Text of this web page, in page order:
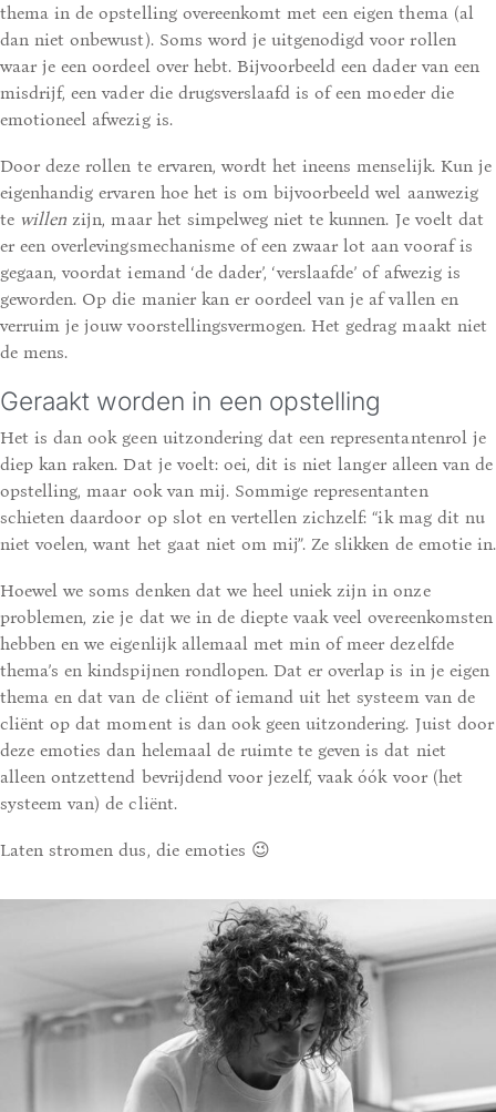
thema in de opstelling overeenkomt met een eigen thema (al
dan niet onbewust). Soms word je uitgenodigd voor rollen
waar je een oordeel over hebt. Bijvoorbeeld een dader van een
misdrijf, een vader die drugsverslaafd is of een moeder die
emotioneel afwezig is.
Door deze rollen te ervaren, wordt het ineens menselijk. Kun je
eigenhandig ervaren hoe het is om bijvoorbeeld wel aanwezig
te willen zijn, maar het simpelweg niet te kunnen. Je voelt dat
er een overlevingsmechanisme of een zwaar lot aan vooraf is
gegaan, voordat iemand ‘de dader’, ‘verslaafde’ of afwezig is
geworden. Op die manier kan er oordeel van je af vallen en
verruim je jouw voorstellingsvermogen. Het gedrag maakt niet
de mens.
Geraakt worden in een opstelling
Het is dan ook geen uitzondering dat een representantenrol je
diep kan raken. Dat je voelt: oei, dit is niet langer alleen van de
opstelling, maar ook van mij. Sommige representanten
schieten daardoor op slot en vertellen zichzelf: “ik mag dit nu
niet voelen, want het gaat niet om mij”. Ze slikken de emotie in.
Hoewel we soms denken dat we heel uniek zijn in onze
problemen, zie je dat we in de diepte vaak veel overeenkomsten
hebben en we eigenlijk allemaal met min of meer dezelfde
thema’s en kindspijnen rondlopen. Dat er overlap is in je eigen
thema en dat van de cliënt of iemand uit het systeem van de
cliënt op dat moment is dan ook geen uitzondering. Juist door
deze emoties dan helemaal de ruimte te geven is dat niet
alleen ontzettend bevrijdend voor jezelf, vaak óók voor (het
systeem van) de cliënt.
Laten stromen dus, die emoties 😉